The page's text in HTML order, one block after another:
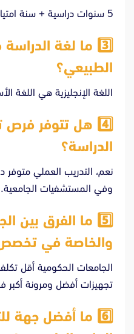
5 سنوات دراسية + سنة امتياز تدريب عملي إجباري.
3️⃣ ما لغة
الطبيعي؟
اللغة الإنجليزية هي اللغة
4️⃣ هل تتوفر
الدراسة؟
نعم، التدريب العملي متوفر
وفي المستشفيات الجامعية.
5️⃣ ما الفرق بين
والخاصة في تخصص
الجامعات الحكومية أقل
تجهيزات أفضل ومرونة أكبر
6️⃣ ما أفضل جهة